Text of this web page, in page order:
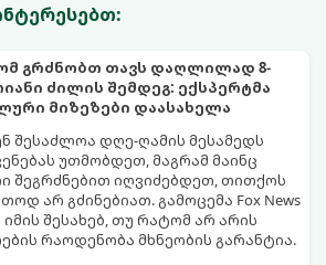
გრძნობთ თავს დაღლილად 8-
ძილის შემდეგ: ექსპერტმა
მიზეზები დაასახელა
შესაძლოა დღე-ღამის მესამედს
უთმობდეთ, მაგრამ მაინც
შეგრძნებით იღვიძებდეთ, თითქოს
არ გძინებიათ. გამოცემა Fox News
იმის შესახებ, თუ რატომ არ არის
რაოდენობა მხნეობის გარანტია.